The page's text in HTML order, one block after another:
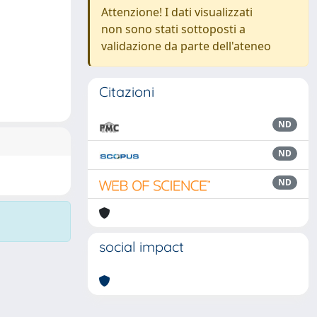
Attenzione! I dati visualizzati
non sono stati sottoposti a
validazione da parte dell'ateneo
Citazioni
ND
ND
ND
social impact